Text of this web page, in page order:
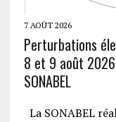
7 AOÛT 2026
Perturbations
8 et 9 août
SONABEL
La SONABEL